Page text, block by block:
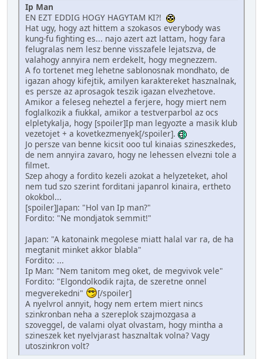
Ip Man
EN EZT EDDIG HOGY HAGYTAM KI?!
Hat ugy, hogy azt hittem a szokasos everybody was
kung-fu fighting es... najo azert azt lattam, hogy fara
felugralas nem lesz benne visszafele lejatszva, de
valahogy annyira nem erdekelt, hogy megnezzem.
A fo tortenet meg lehetne sablonosnak mondhato, de
igazan ahogy kifejtik, amilyen karaktereket hasznalnak,
es persze az aprosagok teszik igazan elvezhetove.
Amikor a feleseg neheztel a ferjere, hogy miert nem
foglalkozik a fiukkal, amikor a testverparbol az ocs
elpletykalja, hogy [spoiler]Ip man legyozte a masik klub
vezetojet + a kovetkezmenyek[/spoiler].
Jo persze van benne kicsit ooo tul kinaias szineszkedes,
de nem annyira zavaro, hogy ne lehessen elvezni tole a
filmet.
Szep ahogy a fordito kezeli azokat a helyzeteket, ahol
nem tud szo szerint forditani japanrol kinaira, ertheto
okokbol...
[spoiler]Japan: "Hol van Ip man?"
Fordito: "Ne mondjatok semmit!"
Japan: "A katonaink megolese miatt halal var ra, de ha
megtanit minket akkor blabla"
Fordito: ...
Ip Man: "Nem tanitom meg oket, de megvivok vele"
Fordito: "Elgondolkodik rajta, de szeretne onnel
megverekedni"
[/spoiler]
A nyelvrol annyit, hogy nem ertem miert nincs
szinkronban neha a szereplok szajmozgasa a
szoveggel, de valami olyat olvastam, hogy mintha a
szineszek ket nyelvjarast hasznaltak volna? Vagy
utoszinkron volt?